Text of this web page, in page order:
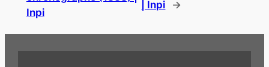
Inpi
| Inpi
→